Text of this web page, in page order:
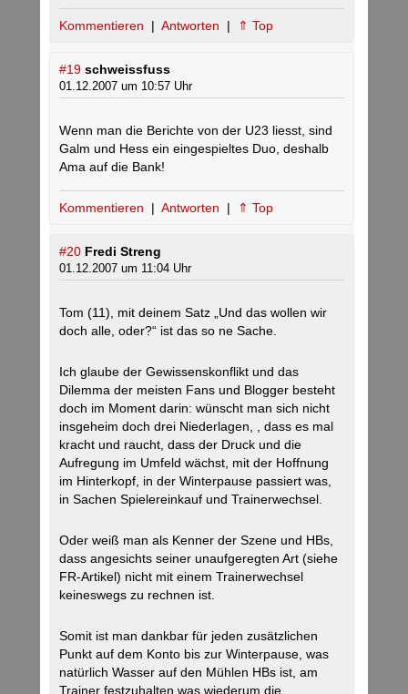
Kommentieren | Antworten | ⇑ Top
#19 schweissfuss
01.12.2007 um 10:57 Uhr
Wenn man die Berichte von der U23 liesst, sind
Galm und Hess ein eingespieltes Duo, deshalb
Ama auf die Bank!
Kommentieren | Antworten | ⇑ Top
#20 Fredi Streng
01.12.2007 um 11:04 Uhr
Tom (11), mit deinem Satz „Und das wollen wir
doch alle, oder?“ ist das so ne Sache.
Ich glaube der Gewissenskonflikt und das
Dilemma der meisten Fans und Blogger besteht
doch im Moment darin: wünscht man sich nicht
insgeheim doch drei Niederlagen, , dass es mal
kracht und raucht, dass der Druck und die
Aufregung im Umfeld wächst, mit der Hoffnung
im Hinterkopf, in der Winterpause passiert was,
in Sachen Spielereinkauf und Trainerwechsel.
Oder weiß man als Kenner der Szene und HBs,
dass angesichts seiner unaufgeregten Art (siehe
FR-Artikel) nicht mit einem Trainerwechsel
keineswegs zu rechnen ist.
Somit ist man dankbar für jeden zusätzlichen
Punkt auf dem Konto bis zur Winterpause, was
natürlich Wasser auf den Mühlen HBs ist, am
Trainer festzuhalten was wiederum die